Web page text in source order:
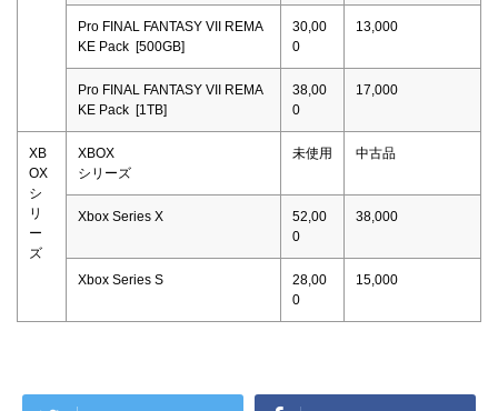
Pro FINAL FANTASY VII REMA
KE Pack [500GB]
30,00
0
13,000
Pro FINAL FANTASY VII REMA
KE Pack [1TB]
38,00
0
17,000
XB
OX
シ
リ
ー
ズ
XBOX
シリーズ
未使用 中古品
Xbox Series X
52,00
0
38,000
Xbox Series S
28,00
0
15,000